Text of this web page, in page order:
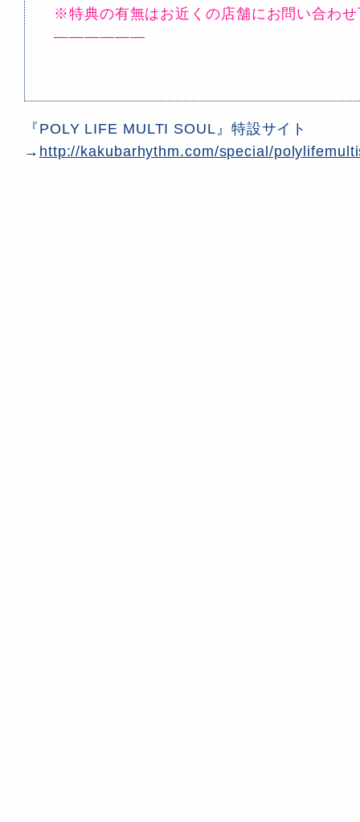
※特典の有無はお近くの店舗にお問い合わ
——————
『POLY LIFE MULTI SOUL』特設サイト
→ http://kakubarhythm.com/special/